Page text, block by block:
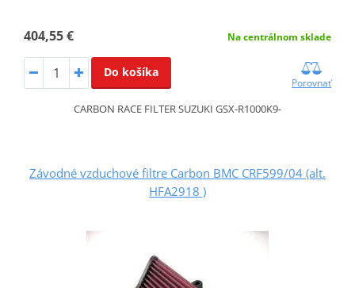
404,55 € Na centrálnom sklade
Do košíka
Porovnať
CARBON RACE FILTER SUZUKI GSX-R1000K9-
Závodné vzduchové filtre Carbon BMC CRF599/04 (alt.
HFA2918 )